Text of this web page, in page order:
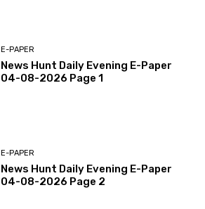
E-PAPER
News Hunt Daily Evening E-Paper
04-08-2026 Page 1
E-PAPER
News Hunt Daily Evening E-Paper
04-08-2026 Page 2